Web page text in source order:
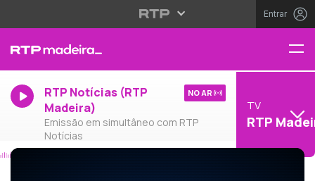
Entrar
RTP Notícias (RTP
Madeira)
Emissão em simultâneo com RTP
Notícias
NO AR
TV
RTP